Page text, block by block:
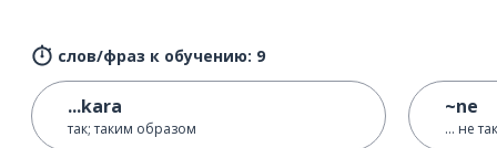
слов/фраз к обучению: 9
...kara
так; таким образом
~ne
... не